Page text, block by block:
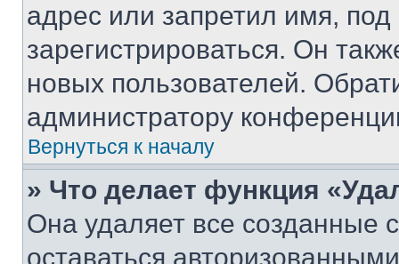
адрес или запретил имя,
зарегистрироваться. Он
новых пользователей.
администратору
Вернуться к началу
» Что делает функция
Она удаляет все созданные
оставаться